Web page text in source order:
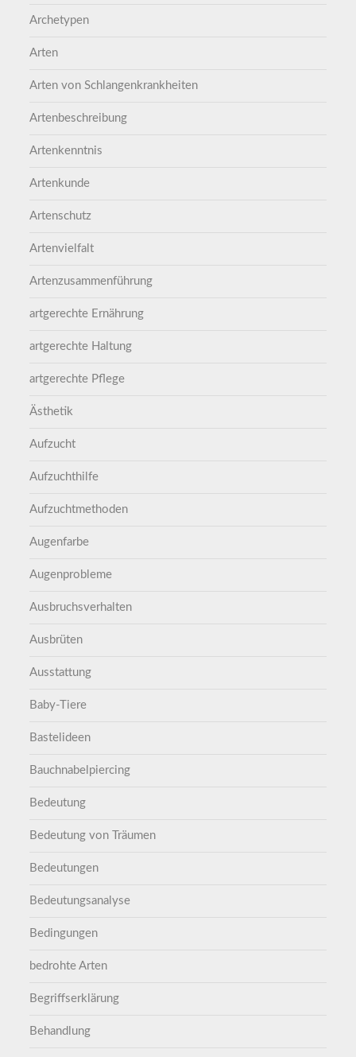
Archetypen
Arten
Arten von Schlangenkrankheiten
Artenbeschreibung
Artenkenntnis
Artenkunde
Artenschutz
Artenvielfalt
Artenzusammenführung
artgerechte Ernährung
artgerechte Haltung
artgerechte Pflege
Ästhetik
Aufzucht
Aufzuchthilfe
Aufzuchtmethoden
Augenfarbe
Augenprobleme
Ausbruchsverhalten
Ausbrüten
Ausstattung
Baby-Tiere
Bastelideen
Bauchnabelpiercing
Bedeutung
Bedeutung von Träumen
Bedeutungen
Bedeutungsanalyse
Bedingungen
bedrohte Arten
Begriffserklärung
Behandlung